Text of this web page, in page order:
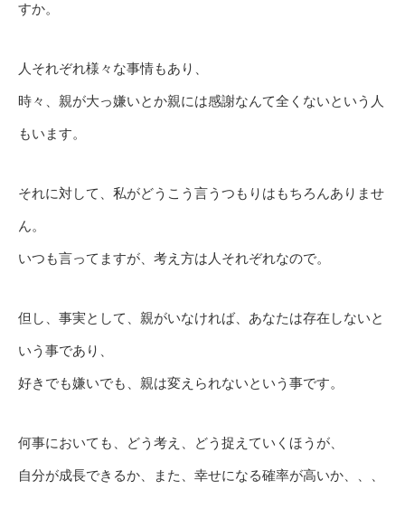
すか。
人それぞれ様々な事情もあり、
時々、親が大っ嫌いとか親には感謝なんて全くないという人
もいます。
それに対して、私がどうこう言うつもりはもちろんありませ
ん。
いつも言ってますが、考え方は人それぞれなので。
但し、事実として、親がいなければ、あなたは存在しないと
いう事であり、
好きでも嫌いでも、親は変えられないという事です。
何事においても、どう考え、どう捉えていくほうが、
自分が成長できるか、また、幸せになる確率が高いか、、、